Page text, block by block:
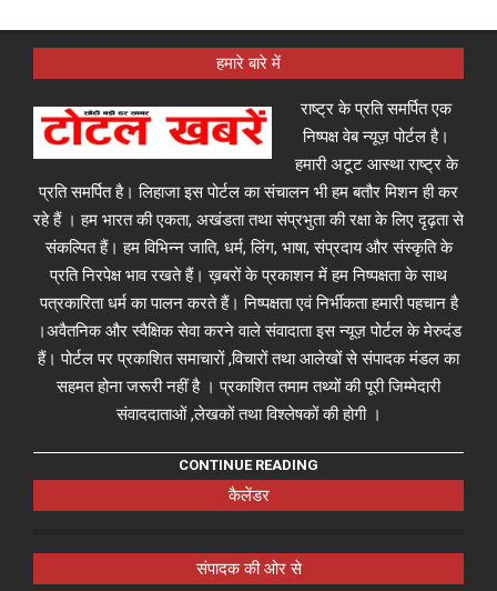
हमारे बारे में
राष्ट्र के प्रति समर्पित एक
निष्पक्ष वेब न्यूज़ पोर्टल है।
हमारी अटूट आस्था राष्ट्र के
प्रति समर्पित है। लिहाजा इस पोर्टल का संचालन भी हम बतौर मिशन ही कर
रहे हैं । हम भारत की एकता, अखंडता तथा संप्रभुता की रक्षा के लिए दृढ़ता से
संकल्पित हैं। हम विभिन्न जाति, धर्म, लिंग, भाषा, संप्रदाय और संस्कृति के
प्रति निरपेक्ष भाव रखते हैं। ख़बरों के प्रकाशन में हम निष्पक्षता के साथ
पत्रकारिता धर्म का पालन करते हैं। निष्पक्षता एवं निर्भीकता हमारी पहचान है
।अवैतनिक और स्वैक्षिक सेवा करने वाले संवादाता इस न्यूज़ पोर्टल के मेरुदंड
हैं। पोर्टल पर प्रकाशित समाचारों ,विचारों तथा आलेखों से संपादक मंडल का
सहमत होना जरूरी नहीं है । प्रकाशित तमाम तथ्यों की पूरी जिम्मेदारी
संवाददाताओं ,लेखकों तथा विश्लेषकों की होगी ।
CONTINUE READING
कैलेंडर
संपादक की ओर से